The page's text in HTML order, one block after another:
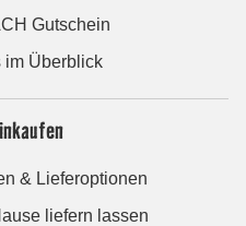
Gutschein
im Überblick
& Lieferoptionen
liefern lassen